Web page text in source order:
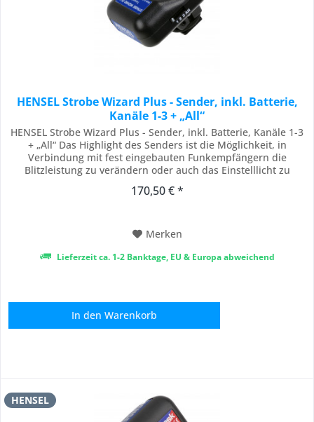
HENSEL Strobe Wizard Plus - Sender, inkl. Batterie,
Kanäle 1-3 + „All“
HENSEL Strobe Wizard Plus - Sender, inkl. Batterie, Kanäle 1-3
+ „All“ Das Highlight des Senders ist die Möglichkeit, in
Verbindung mit fest eingebauten Funkempfängern die
Blitzleistung zu verändern oder auch das Einstelllicht zu
einem "All"-Kanal arbeiten. Der Sender ist klein, leicht und
170,50 € *
Merken
Lieferzeit ca. 1-2 Banktage, EU & Europa abweichend
In den Warenkorb
HENSEL